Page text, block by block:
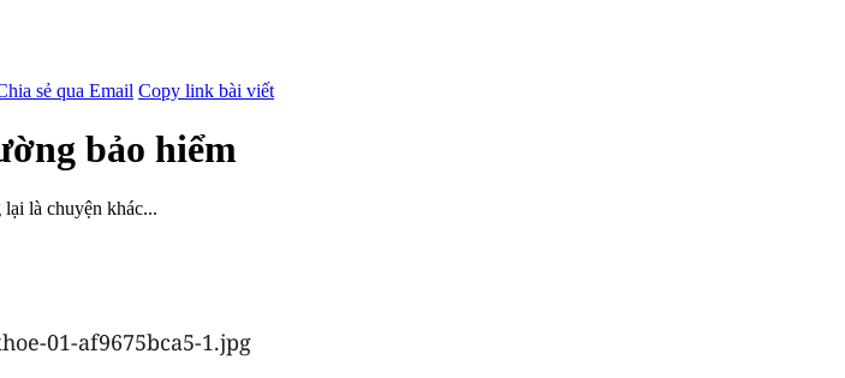
sẻ qua Email Copy link bài viết
bảo hiểm
là chuyện khác...